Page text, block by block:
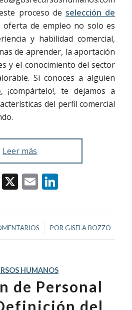
proceso de selección de
oferta de empleo no solo es
y habilidad comercial,
de aprender, la aportación
y el conocimiento del sector
Si conoces a alguien
, ¡compártelo!, te dejamos a
del perfil comercial
Leer más
X EmailLinkedIn
/ PORGISELA BOZZO
HUMANOS
de Personal
del